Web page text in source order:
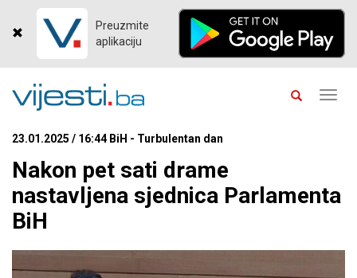
Preuzmite
aplikaciju
23.01.2025 / 16:44 BiH - Turbulentan dan
Nakon pet sati drame
nastavljena sjednica Parlamenta
BiH